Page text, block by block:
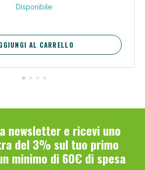
Disponibile
AL CARRELLO
newsletter e ricevi uno
del 3% sul tuo primo
minimo di 60€ di spesa